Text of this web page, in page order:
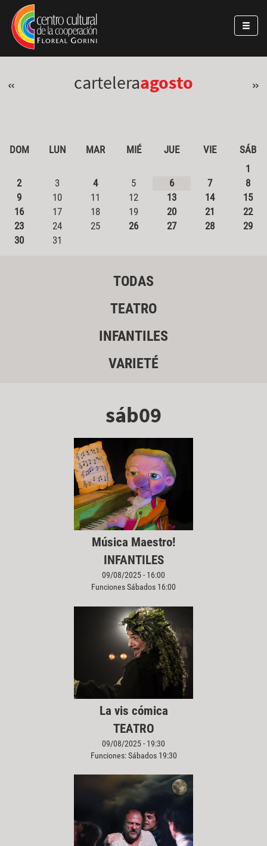
Pasar al contenido principal
Jump to main content
« carteleraagosto »
DOM LUN MAR MIÉ JUE VIE
SÁB
1
2
3 4 5 6 7
8
9
10 11 12 13 14
15
16
17 18 19 20 21
22
23
24 25 26 27 28
29
30
31
TODAS
TEATRO
INFANTILES
VARIETÉ
sáb09
Música Maestro!
INFANTILES
09/08/2025 - 16:00
Funciones Sábados 16:00
La vis cómica
TEATRO
09/08/2025 - 19:30
Funciones: Sábados 19:30